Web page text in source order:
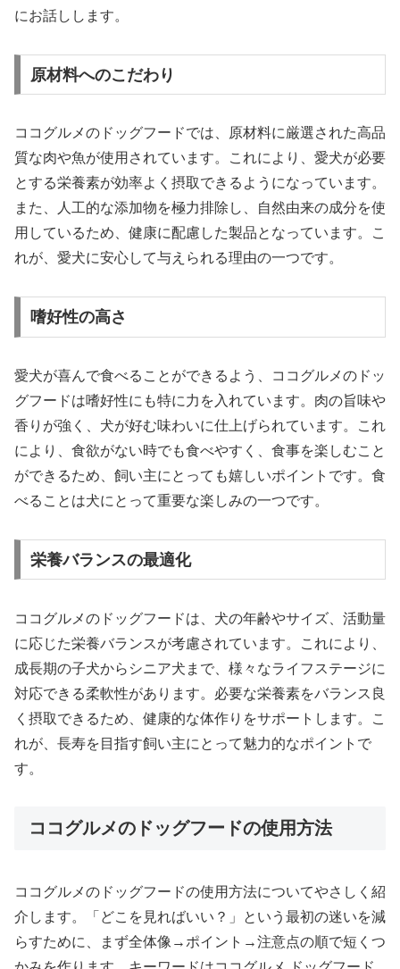
にお話しします。
原材料へのこだわり
ココグルメのドッグフードでは、原材料に厳選された高品
質な肉や魚が使用されています。これにより、愛犬が必要
とする栄養素が効率よく摂取できるようになっています。
また、人工的な添加物を極力排除し、自然由来の成分を使
用しているため、健康に配慮した製品となっています。こ
れが、愛犬に安心して与えられる理由の一つです。
嗜好性の高さ
愛犬が喜んで食べることができるよう、ココグルメのドッ
グフードは嗜好性にも特に力を入れています。肉の旨味や
香りが強く、犬が好む味わいに仕上げられています。これ
により、食欲がない時でも食べやすく、食事を楽しむこと
ができるため、飼い主にとっても嬉しいポイントです。食
べることは犬にとって重要な楽しみの一つです。
栄養バランスの最適化
ココグルメのドッグフードは、犬の年齢やサイズ、活動量
に応じた栄養バランスが考慮されています。これにより、
成長期の子犬からシニア犬まで、様々なライフステージに
対応できる柔軟性があります。必要な栄養素をバランス良
く摂取できるため、健康的な体作りをサポートします。こ
れが、長寿を目指す飼い主にとって魅力的なポイントで
す。
ココグルメのドッグフードの使用方法
ココグルメのドッグフードの使用方法についてやさしく紹
介します。「どこを見ればいい？」という最初の迷いを減
らすために、まず全体像→ポイント→注意点の順で短くつ